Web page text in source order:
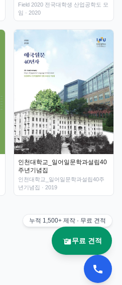
Field 2020 전국대학생 산업공학도 모
임 · 2020
인천대학교_일어일문학과설립40
주년기념집
인천대학교_일어일문학과설립40주
년기념집 · 2019
누적 1,500+ 제작 · 무료 견적
무료 견적